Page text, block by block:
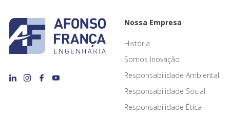
Nossa Empresa
História
Somos Inovação
Responsabilidade Ambiental
Responsabilidade Social
Responsabilidade Ética